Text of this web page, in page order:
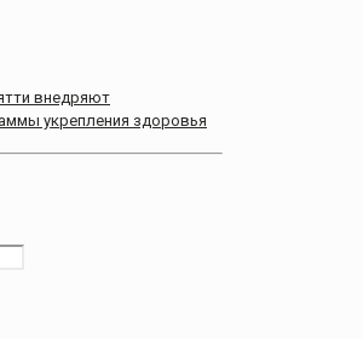
внедряют
укрепления здоровья